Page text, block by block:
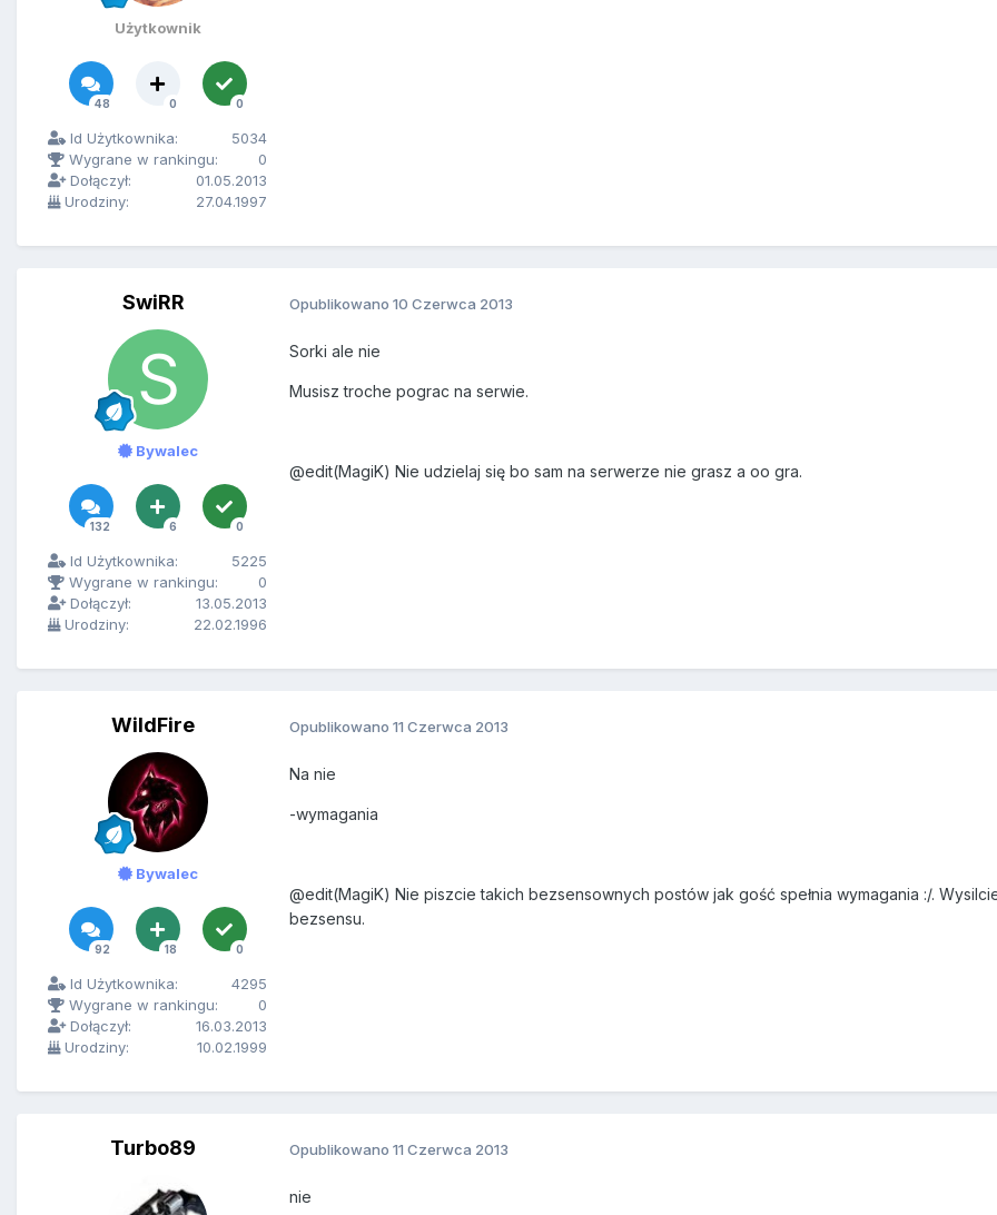
Użytkownik
48 0 0
Id Użytkownika:
5034
Wygrane w rankingu:
0
Dołączył:
01.05.2013
Urodziny:
27.04.1997
SwiRR
Bywalec
132 6 0
Id Użytkownika:
5225
Wygrane w rankingu:
0
Dołączył:
13.05.2013
Urodziny:
22.02.1996
Opublikowano 10 Czerwca 2013
Sorki ale nie
Musisz troche pograc na serwie.
@edit(MagiK) Nie udzielaj się bo sam na serwerze nie grasz a oo gra.
WildFire
Bywalec
92 18 0
Id Użytkownika:
4295
Wygrane w rankingu:
0
Dołączył:
16.03.2013
Urodziny:
10.02.1999
Opublikowano 11 Czerwca 2013
Na nie
-wymagania
@edit(MagiK) Nie piszcie takich bezsensownych postów jak gość spełnia wymagania :/.
bezsensu.
Turbo89 Opublikowano 11 Czerwca 2013
nie